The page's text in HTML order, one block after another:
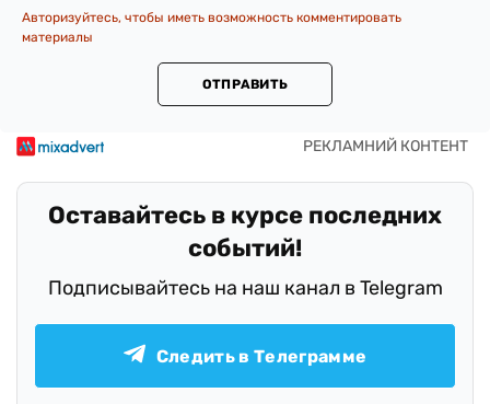
Авторизуйтесь, чтобы иметь возможность комментировать
материалы
ОТПРАВИТЬ
Оставайтесь в курсе последних
событий!
Подписывайтесь на наш канал в Telegram
Следить в Телеграмме